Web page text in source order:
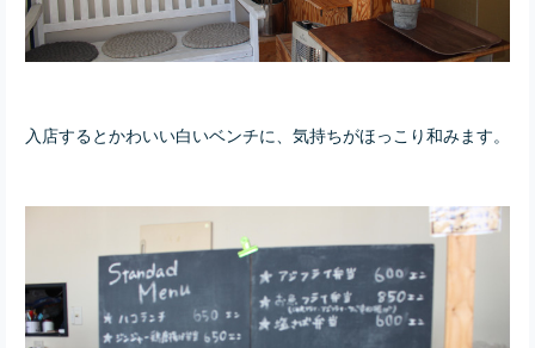
入店するとかわいい白いベンチに、気持ちがほっこり和みます。